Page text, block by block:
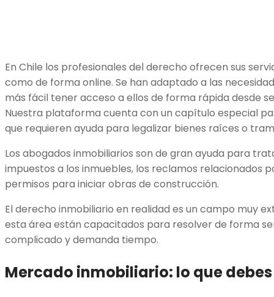
En Chile los profesionales del derecho ofrecen sus
como de forma online. Se han adaptado a las
más fácil tener acceso a ellos de forma rápida desde
Nuestra plataforma cuenta con un capítulo especial
que requieren ayuda para legalizar bienes raíces o
Los abogados inmobiliarios son de gran ayuda para
impuestos a los inmuebles, los reclamos relacionados
permisos para iniciar obras de construcción.
El derecho inmobiliario en realidad es un campo muy
esta área están capacitados para resolver de forma
complicado y demanda tiempo.
Mercado inmobiliario: lo que